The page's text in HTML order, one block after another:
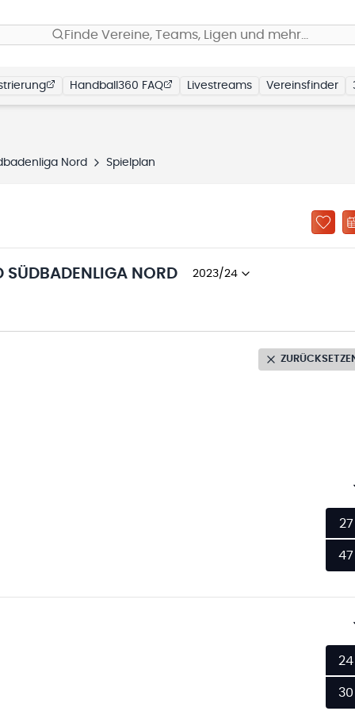
Finde Vereine, Teams, Ligen und mehr…
Handball360 FAQ Livestreams Vereinsfinder
Nord Spielplan
NORD 2023/24
27
47
24
30